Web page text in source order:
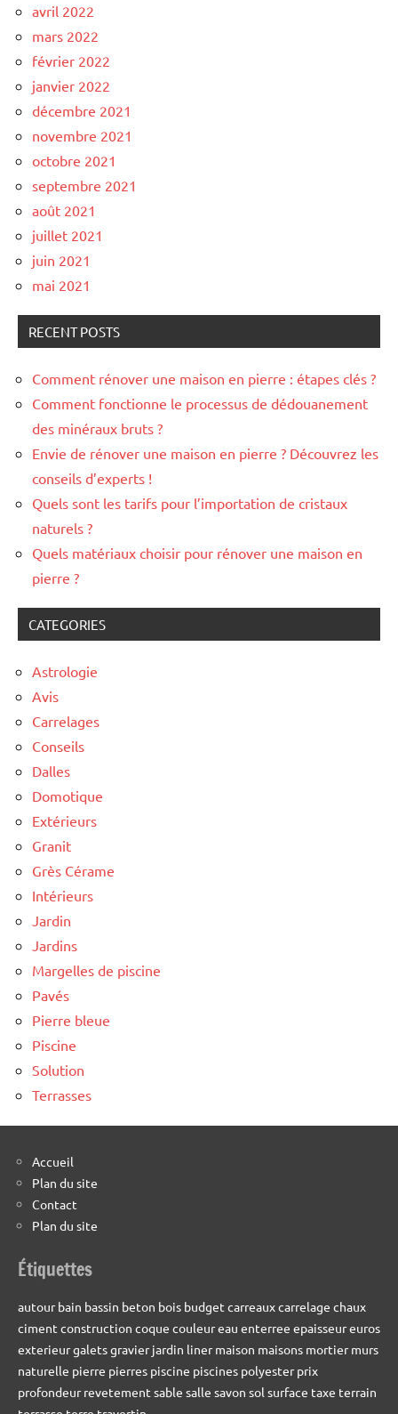
avril 2022
mars 2022
février 2022
janvier 2022
décembre 2021
novembre 2021
octobre 2021
septembre 2021
août 2021
juillet 2021
juin 2021
mai 2021
RECENT POSTS
Comment rénover une maison en pierre : étapes clés ?
Comment fonctionne le processus de dédouanement
des minéraux bruts ?
Envie de rénover une maison en pierre ? Découvrez les
conseils d’experts !
Quels sont les tarifs pour l’importation de cristaux
naturels ?
Quels matériaux choisir pour rénover une maison en
pierre ?
CATEGORIES
Astrologie
Avis
Carrelages
Conseils
Dalles
Domotique
Extérieurs
Granit
Grès Cérame
Intérieurs
Jardin
Jardins
Margelles de piscine
Pavés
Pierre bleue
Piscine
Solution
Terrasses
Accueil
Plan du site
Contact
Plan du site
Étiquettes
autour bain bassin beton bois budget carreauxcarrelage chaux
ciment construction coque couleureau enterree epaisseureuros
exterieurgaletsgravier jardin liner maison maisons mortier murs
naturelle pierre pierres piscine piscines polyester prix
profondeur revetement sable salle savon sol surface taxe terrain